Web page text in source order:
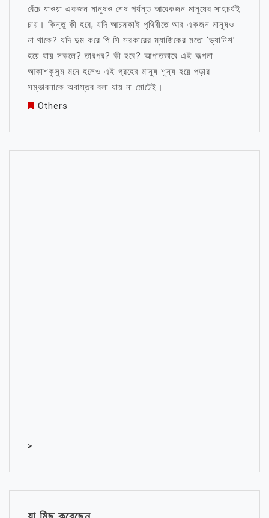
বেঁচে যাওয়া একজন মানুষও শেষ পর্যন্ত আরেকজন মানুষের সাহচর্যই
চায়। কিন্তু কী হবে, যদি আচমকাই পৃথিবীতে আর একজন মানুষও
না থাকে? যদি দুম করে পি সি সরকারের ম্যাজিকের মতো ‘ভ্যানিশ’
হয়ে যায় সকলে? তারপর? কী হবে? আপাতভাবে এই কল্পনা
আকাশকুসুম মনে হলেও এই গ্রহের মানুষ শূন্য হয়ে পড়ার
সম্ভাবনাকে অবাস্তব বলা যায় না মোটেই।
Others
>